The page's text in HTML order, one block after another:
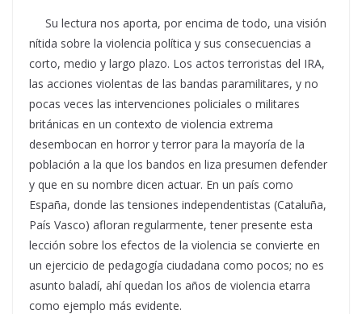
Su lectura nos aporta, por encima de todo, una visión
nítida sobre la violencia política y sus consecuencias a
corto, medio y largo plazo. Los actos terroristas del IRA,
las acciones violentas de las bandas paramilitares, y no
pocas veces las intervenciones policiales o militares
británicas en un contexto de violencia extrema
desembocan en horror y terror para la mayoría de la
población a la que los bandos en liza presumen defender
y que en su nombre dicen actuar. En un país como
España, donde las tensiones independentistas (Cataluña,
País Vasco) afloran regularmente, tener presente esta
lección sobre los efectos de la violencia se convierte en
un ejercicio de pedagogía ciudadana como pocos; no es
asunto baladí, ahí quedan los años de violencia etarra
como ejemplo más evidente.